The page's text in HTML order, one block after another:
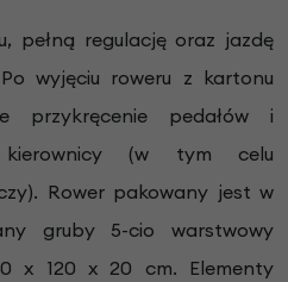
pełną regulację oraz jazdę
wyjęciu roweru z kartonu
przykręcenie pedałów i
kierownicy (w tym celu
Rower pakowany jest w
gruby 5-cio warstwowy
x 120 x 20 cm. Elementy